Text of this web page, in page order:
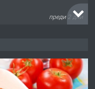
преди 2 дни
ЦЕНТЪРА НА ГР.
преди 3 дни